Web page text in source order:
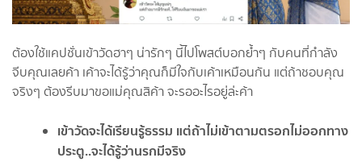
ต้องใช้แคปชั่นเข้าวัดฮาๆ น่ารักๆ นี้ไปโพสต์บอกย้ำๆ กับคนที่กำลัง
จีบคุณเลยค้า เค้าจะได้รู้ว่าคุณก็มีใจกับเค้าเหมือนกัน แต่ถ้าชอบคุณ
จริงๆ ต้องรีบมาขอแม่คุณสิค้า จะรออะไรอยู่ล่ะค้า
เข้าวัดจะได้เรียนรู้ธรรม แต่ถ้าไม่เข้าตามตรอกไม่ออกทาง
ประตู..จะได้รู้ว่านรกมีจริง